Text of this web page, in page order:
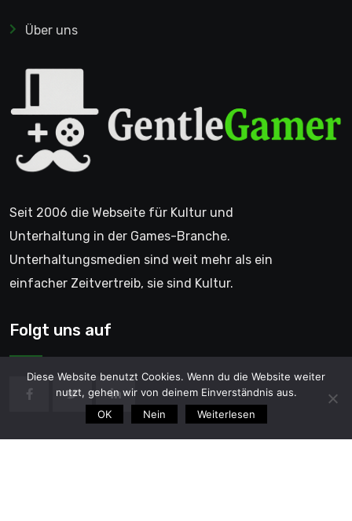
Über uns
Seit 2006 die Webseite für Kultur und
Unterhaltung in der Games-Branche.
Unterhaltungsmedien sind weit mehr als ein
einfacher Zeitvertreib, sie sind Kultur.
Folgt uns auf
Diese Website benutzt Cookies. Wenn du die Website weiter
nutzt, gehen wir von deinem Einverständnis aus.
OK
Nein Weiterlesen